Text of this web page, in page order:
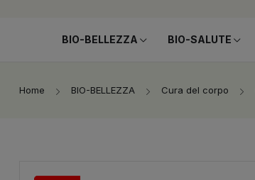
BIO-BELLEZZA BIO-SALUTE
Home BIO-BELLEZZA Cura del corpo